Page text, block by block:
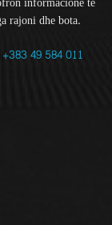
rajoni dhe bota.
+383 49 584 011